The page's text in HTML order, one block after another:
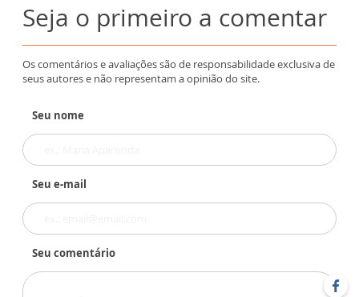
Seja o primeiro a comentar
Os comentários e avaliações são de responsabilidade exclusiva de
seus autores e não representam a opinião do site.
Seu nome
Seu e-mail
Seu comentário